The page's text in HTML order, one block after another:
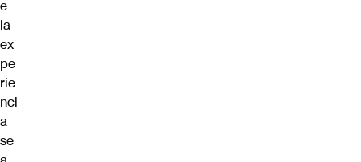
e
la
ex
pe
rie
nci
a
se